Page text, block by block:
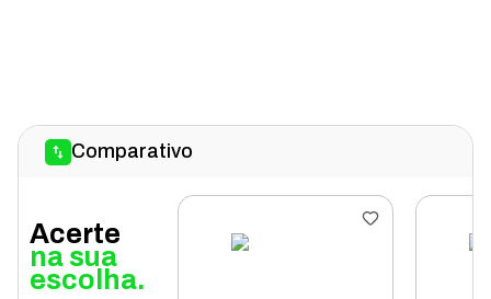
Comparativo
Acerte
na sua
escolha.